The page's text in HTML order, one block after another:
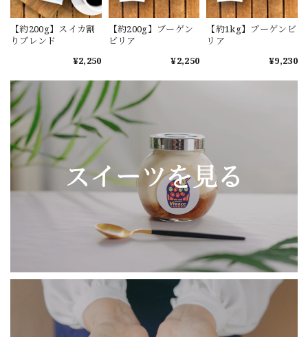
【約200g】スイカ割
りブレンド
¥2,250
【約200g】ブーゲン
ビリア
¥2,250
【約1kg】ブーゲンビ
リア
¥9,230